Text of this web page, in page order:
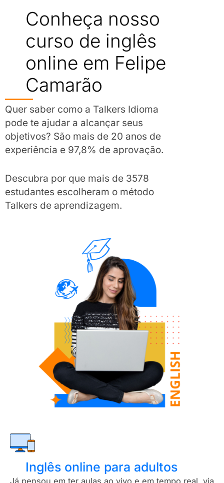
Conheça nosso
curso de inglês
online em Felipe
Camarão
Quer saber como a Talkers Idioma
pode te ajudar a alcançar seus
objetivos? São mais de 20 anos de
experiência e 97,8% de aprovação.
Descubra por que mais de 3578
estudantes escolheram o método
Talkers de aprendizagem.
Inglês online para adultos
Já pensou em ter aulas ao vivo e em tempo real, via